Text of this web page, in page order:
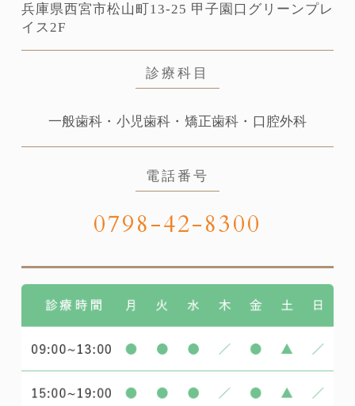
兵庫県⻄宮市松山町13-25 甲子園口グリーンプレ
イス2F
診療科目
一般歯科・小児歯科・矯正歯科・口腔外科
電話番号
0798-42-8300